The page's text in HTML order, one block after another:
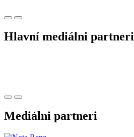
Hlavní mediálni partneri
Mediálni partneri